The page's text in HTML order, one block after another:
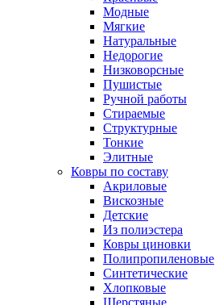
Модные
Мягкие
Натуральные
Недорогие
Низковорсные
Пушистые
Ручной работы
Стираемые
Структурные
Тонкие
Элитные
Ковры по составу
Акриловые
Вискозные
Детские
Из полиэстера
Ковры циновки
Полипропиленовые
Синтетические
Хлопковые
Шерстяные